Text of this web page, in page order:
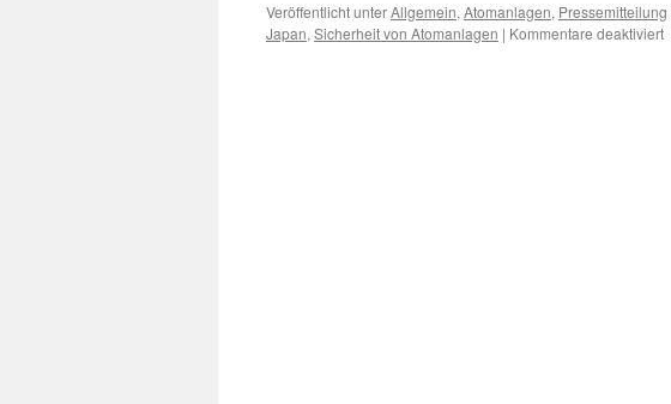
Veröffentlicht unterAllgemein, Atomanlagen, Pressemitteilung
Japan, Sicherheit von Atomanlagen | Kommentare deaktiviertfür